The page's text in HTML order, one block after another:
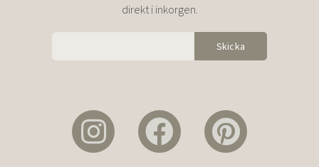
direkt i inkorgen.